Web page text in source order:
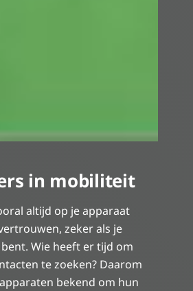
in mobiliteit
altijd op je apparaat
zeker als je
Wie heeft er tijd om
te zoeken? Daarom
bekend om hun